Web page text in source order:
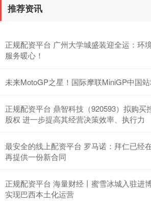
推荐资讯
正规配资平台 广州大学城盛装迎全运：环
服务暖心！
未来MotoGP之星！国际摩联MiniGP中国
正规配资平台 鼎智科技（920593）拟购买
股权 进一步提高其经营决策效率、执行力
最安全的线上配资平台 罗马诺：拜仁已经
再提供一份新合同
正规配资平台 海量财经丨蜜雪冰城入驻进
实现巴西本土化运营